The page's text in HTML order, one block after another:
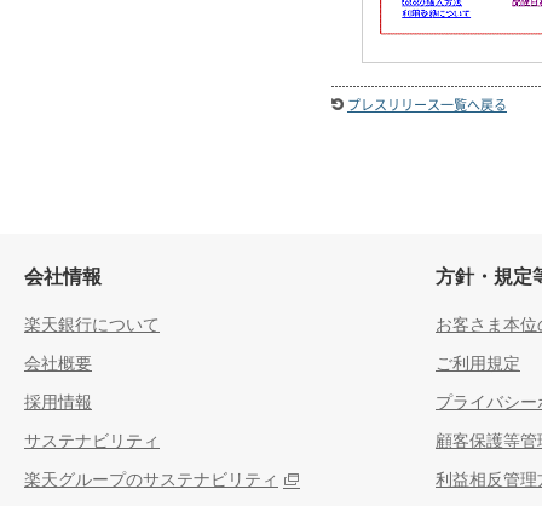
プレスリリース一覧へ戻る
会社情報
楽天銀行について
会社概要
採用情報
サステナビリティ
楽天グループのサステナビリティ
方針・規定
お客さま本
ご利用規定
プライバシー
顧客保護等管
利益相反管理